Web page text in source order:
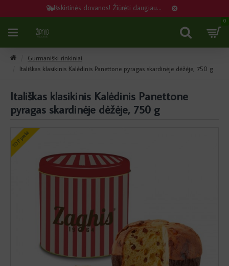
Išskirtinės dovanos! Žiūrėti daugiau...
0
Gurmaniški rinkiniai
Itališkas klasikinis Kalėdinis Panettone pyragas skardinėje dėžėje, 750 g
Itališkas klasikinis Kalėdinis Panettone
pyragas skardinėje dėžėje, 750 g
TOP prekė